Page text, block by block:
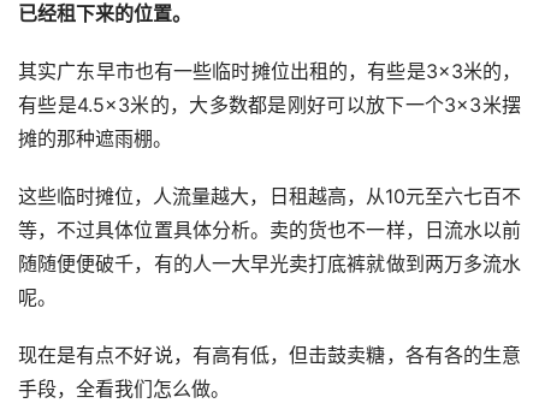
已经租下来的位置。
其实广东早市也有一些临时摊位出租的，有些是3×3米的，
有些是4.5×3米的，大多数都是刚好可以放下一个3×3米摆
摊的那种遮雨棚。
这些临时摊位，人流量越大，日租越高，从10元至六七百不
等，不过具体位置具体分析。卖的货也不一样，日流水以前
随随便便破千，有的人一大早光卖打底裤就做到两万多流水
呢。
现在是有点不好说，有高有低，但击鼓卖糖，各有各的生意
手段，全看我们怎么做。